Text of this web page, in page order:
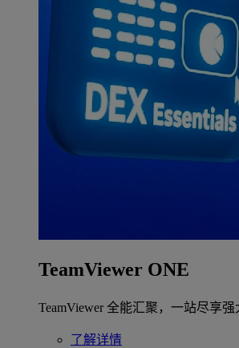
TeamViewer ONE
TeamViewer 全能汇聚，一站尽享强
了解详情